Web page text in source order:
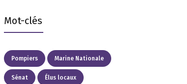
Mot-clés
Pompiers Marine Nationale
Sénat Élus locaux